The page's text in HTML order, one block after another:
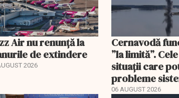
Air nu renunță la
de extindere
2026
Cernavodă
”la limită”.
situații care
probleme
energetic
06 AUGUST 2026